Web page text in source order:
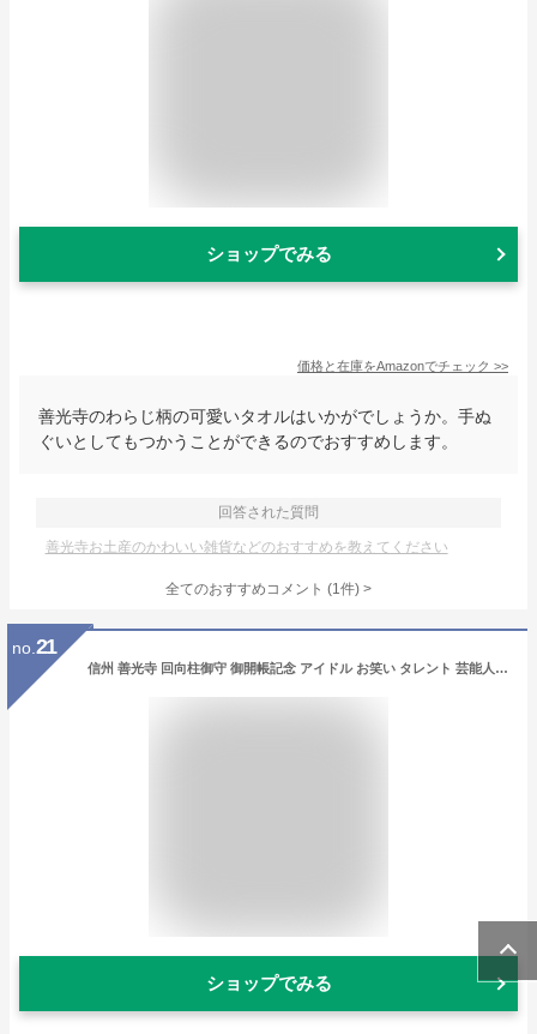
ショップでみる
価格と在庫をAmazonでチェック >>
善光寺のわらじ柄の可愛いタオルはいかがでしょうか。手ぬ
ぐいとしてもつかうことができるのでおすすめします。
回答された質問
善光寺お土産のかわいい雑貨などのおすすめを教えてください
全てのおすすめコメント (1件) >
no. 21
信州 善光寺 回向柱御守 御開帳記念 アイドル お笑い タレント 芸能人グッズ
ショップでみる